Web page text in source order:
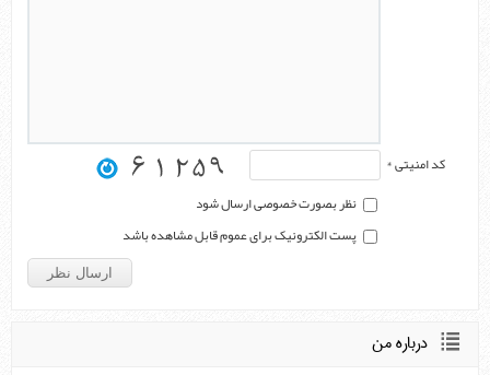
کد امنیتی *
نظر بصورت خصوصی ارسال شود
پست الکترونیک برای عموم قابل مشاهده باشد
درباره من